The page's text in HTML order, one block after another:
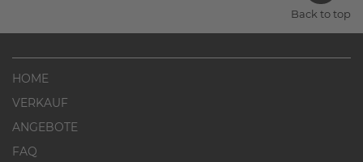
Back to top
HOME
VERKAUF
ANGEBOTE
FAQ